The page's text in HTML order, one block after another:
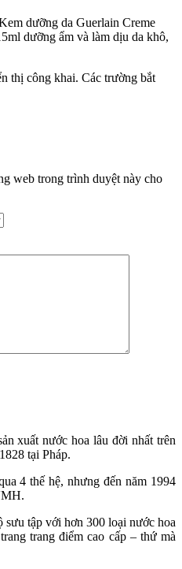
dưỡng da Guerlain Creme
dưỡng ẩm và làm dịu da khô,
thị công khai. Các trường bắt
web trong trình duyệt này cho
xuất nước hoa lâu đời nhất trên
tại Pháp.
4 thế hệ, nhưng đến năm 1994
sưu tập với hơn 300 loại nước hoa
trang điểm cao cấp – thứ mà